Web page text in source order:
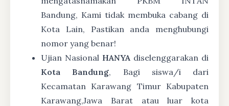
Bandung, Kami tidak membuka cabang di
Kota Lain, Pastikan anda menghubungi
nomor yang benar!
Ujian Nasional HANYA diselenggarakan di
Kota Bandung, Bagi siswa/i dari
Kecamatan Karawang Timur Kabupaten
Karawang,Jawa Barat atau luar kota